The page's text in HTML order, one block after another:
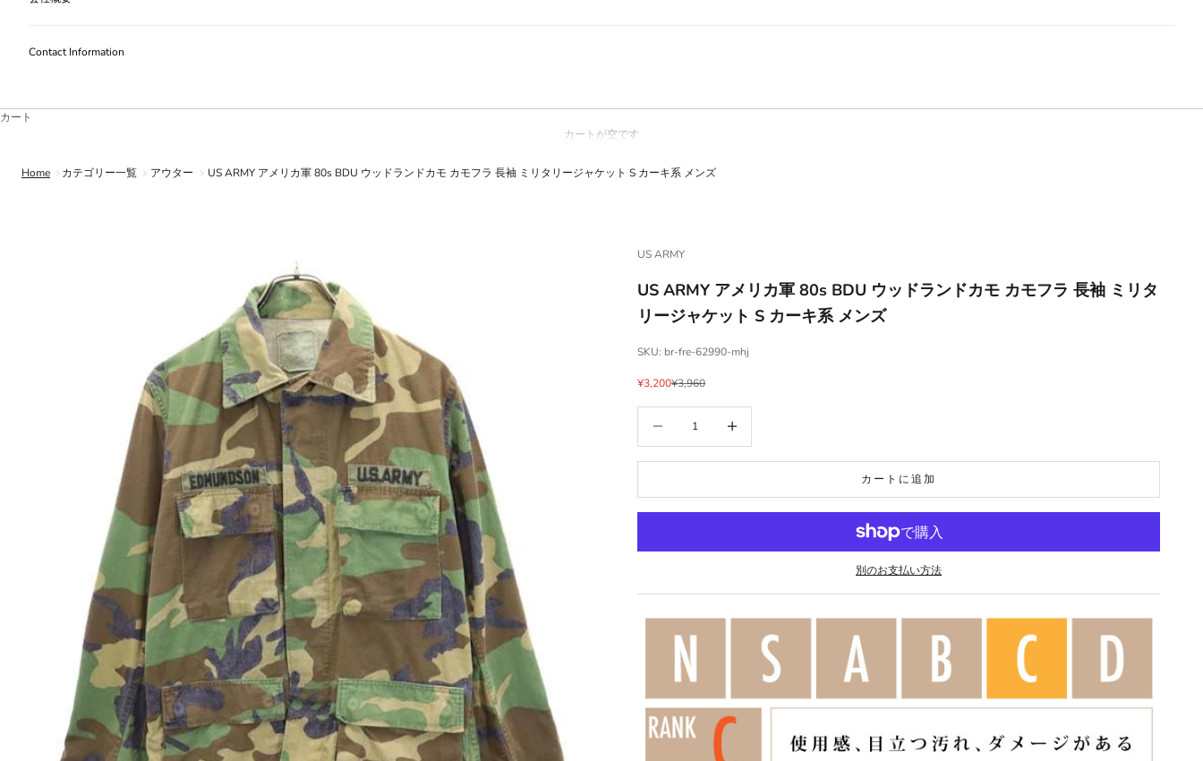
Contact Information
カート
カートが空です
Home カテゴリー一覧 アウター US ARMY アメリカ軍 80s BDU ウッドランドカモ カモフラ 長袖 ミリタリージャケット S カーキ系 メンズ
US ARMY
US ARMY アメリカ軍 80s BDU ウッドランドカモ カモフラ 長袖 ミリタ
リージャケット S カーキ系 メンズ
SKU: br-fre-62990-mhj
セール価格
¥3,200通常価格
¥3,960
カートに追加
別のお支払い方法